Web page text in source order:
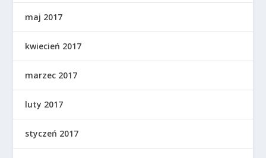
maj 2017
kwiecień 2017
marzec 2017
luty 2017
styczeń 2017